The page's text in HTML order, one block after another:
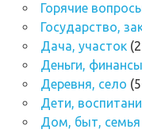
Горячие
Государство,
Дача, участок
Деньги, финансы
Деревня, село
Дети,
Дом, быт, семья